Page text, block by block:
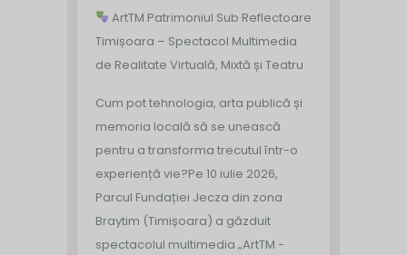
ArtTM Patrimoniul Sub Reflectoare
Timișoara – Spectacol Multimedia
de Realitate Virtuală, Mixtă și Teatru
Cum pot tehnologia, arta publică și
memoria locală să se unească
pentru a transforma trecutul într-o
experiență vie?Pe 10 iulie 2026,
Parcul Fundației Jecza din zona
Braytim (Timișoara) a găzduit
spectacolul multimedia „ArtTM -